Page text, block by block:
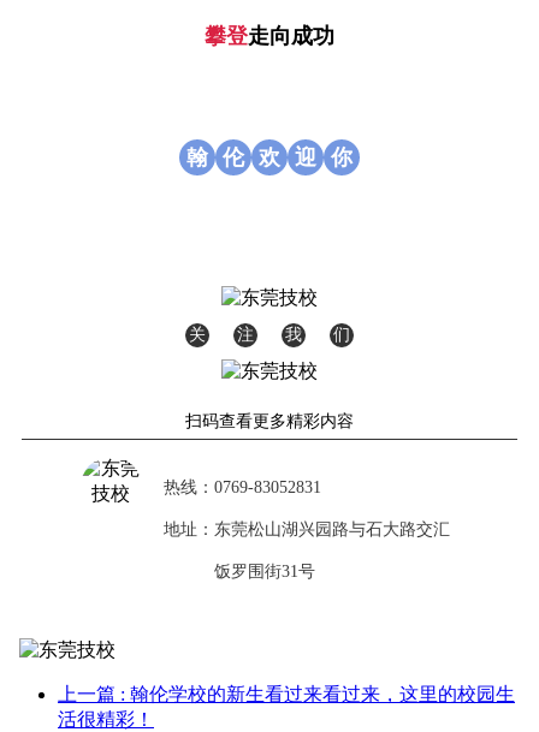
攀登走向成功
翰 伦 欢 迎 你
关 注 我 们
扫码查看更多精彩内容
热线：0769-83052831
地址：东莞松山湖兴园路与石大路交汇
饭罗围街31号
上一篇 : 翰伦学校的新生看过来看过来，这里的校园生
活很精彩！